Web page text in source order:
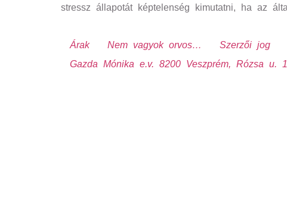
stressz állapotát képtelenség kimutatni, ha az
Árak Nem vagyok orvos… Szerzői jog
Gazda Mónika e.v. 8200 Veszprém, Rózsa u.